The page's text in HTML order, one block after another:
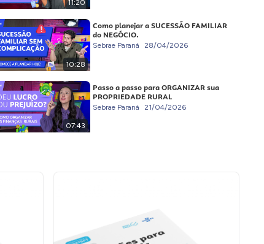
11:20
10:28
Como planejar a SUCESSÃO FAMILIAR
do NEGÓCIO.
Sebrae Paraná 28/04/2026
07:43
Passo a passo para ORGANIZAR sua
PROPRIEDADE RURAL
Sebrae Paraná 21/04/2026